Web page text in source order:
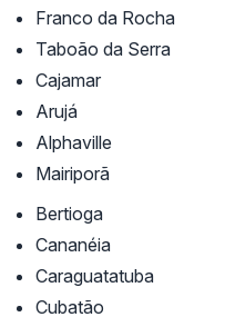
Franco da Rocha
Taboão da Serra
Cajamar
Arujá
Alphaville
Mairiporã
Bertioga
Cananéia
Caraguatatuba
Cubatão